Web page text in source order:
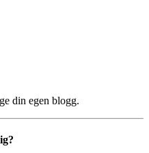
din egen blogg.